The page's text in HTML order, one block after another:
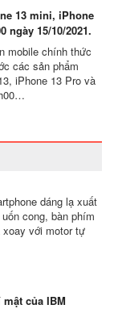
13 mini, iPhone
ngày 15/10/2021.
mobile chính thức
các sản phẩm
iPhone 13 Pro và
dáng lạ xuất
cong, bàn phím
với motor tự
của IBM